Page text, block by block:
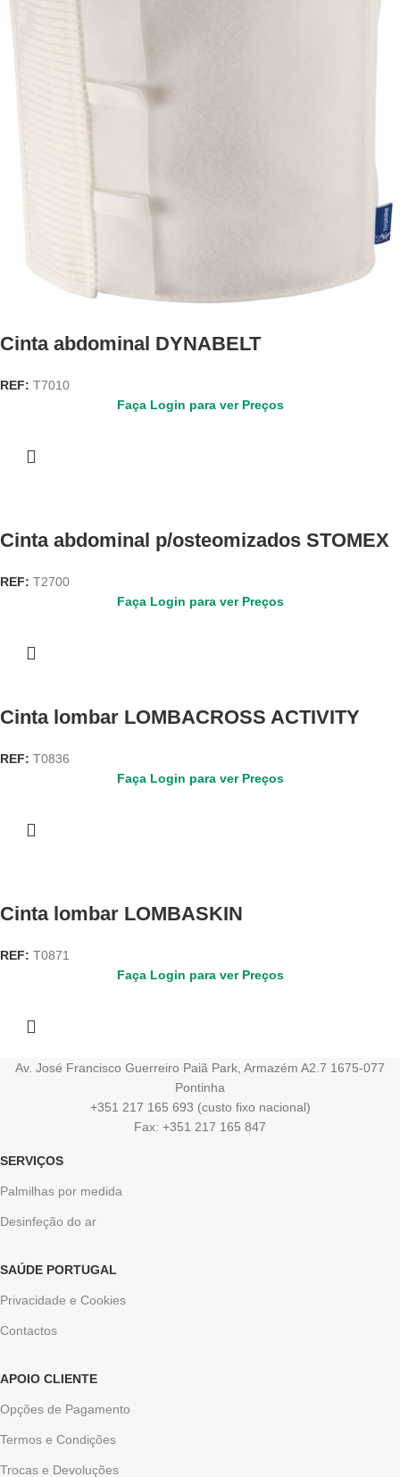
Cinta abdominal DYNABELT
REF: T7010
Faça Login para ver Preços
Cinta abdominal p/osteomizados STOMEX
REF: T2700
Faça Login para ver Preços
Cinta lombar LOMBACROSS ACTIVITY
REF: T0836
Faça Login para ver Preços
Cinta lombar LOMBASKIN
REF: T0871
Faça Login para ver Preços
Av. José Francisco Guerreiro Paiã Park, Armazém A2.7 1675-077
Pontinha
+351 217 165 693 (custo fixo nacional)
Fax: +351 217 165 847
SERVIÇOS
Palmilhas por medida
Desinfeção do ar
SAÚDE PORTUGAL
Privacidade e Cookies
Contactos
APOIO CLIENTE
Opções de Pagamento
Termos e Condições
Trocas e Devoluções